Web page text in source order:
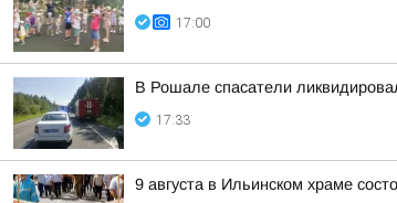
17:00
В Рошале спасатели
17:33
9 августа в Ильинском храме